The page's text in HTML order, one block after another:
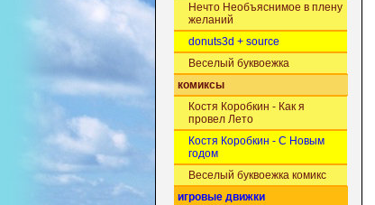
Нечто Необъяснимое в плену
желаний
donuts3d + source
Веселый буквоежка
комиксы
Костя Коробкин - Как я
провел Лето
Костя Коробкин - С Новым
годом
Веселый буквоежка комикс
игровые движки